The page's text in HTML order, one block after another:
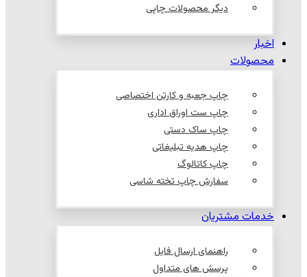
دیگر محصولات چاپی
اخبار
محصولات
چاپ جعبه و کارتن اختصاصی
چاپ ست اوراق اداری
چاپ ساک دستی
چاپ هدیه تبلیغاتی
چاپ کاتالوگ
سفارش چاپ تخته شاسی
خدمات مشتریان
راهنمای ارسال فایل
پرسش های متداول